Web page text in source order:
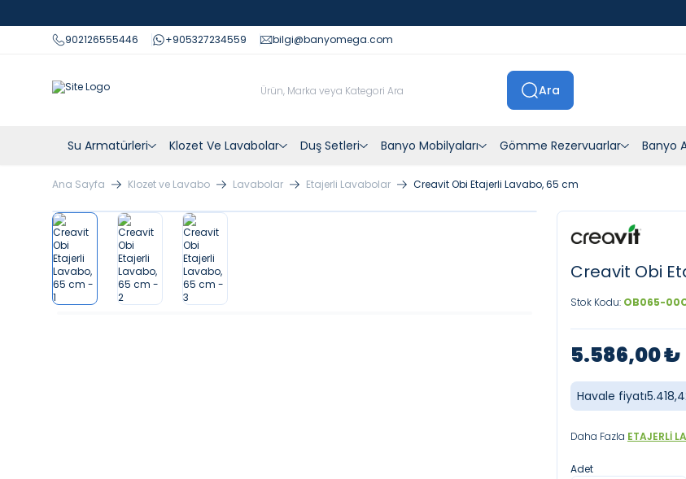
902126555446
+905327234559 bilgi@banyomega.com
Ara
Su Armatürleri Klozet Ve Lavabolar Duş Setleri Banyo Mobilyaları Gömme Rezervuarlar Banyo
Ana Sayfa Klozet ve Lavabo Lavabolar Etajerli Lavabolar Creavit Obi Etajerli Lavabo, 65 cm
Creavit Obi
Stok Kodu: OB065-
5.586,00₺
Havale fiyatı
Daha Fazla ETAJERLI
Adet